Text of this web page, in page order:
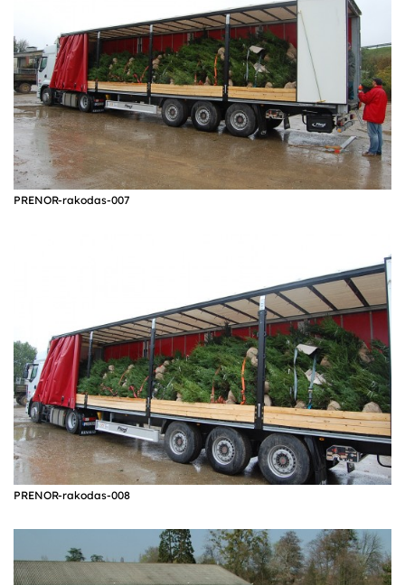
PRENOR-rakodas-007
PRENOR-rakodas-008